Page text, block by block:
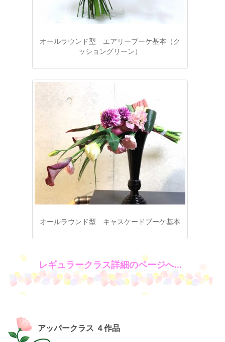
オールラウンド型 エアリーブーケ基本（ク
ッショングリーン）
オールラウンド型 キャスケードブーケ基本
レギュラークラス詳細のページへ…
アッパークラス ４作品